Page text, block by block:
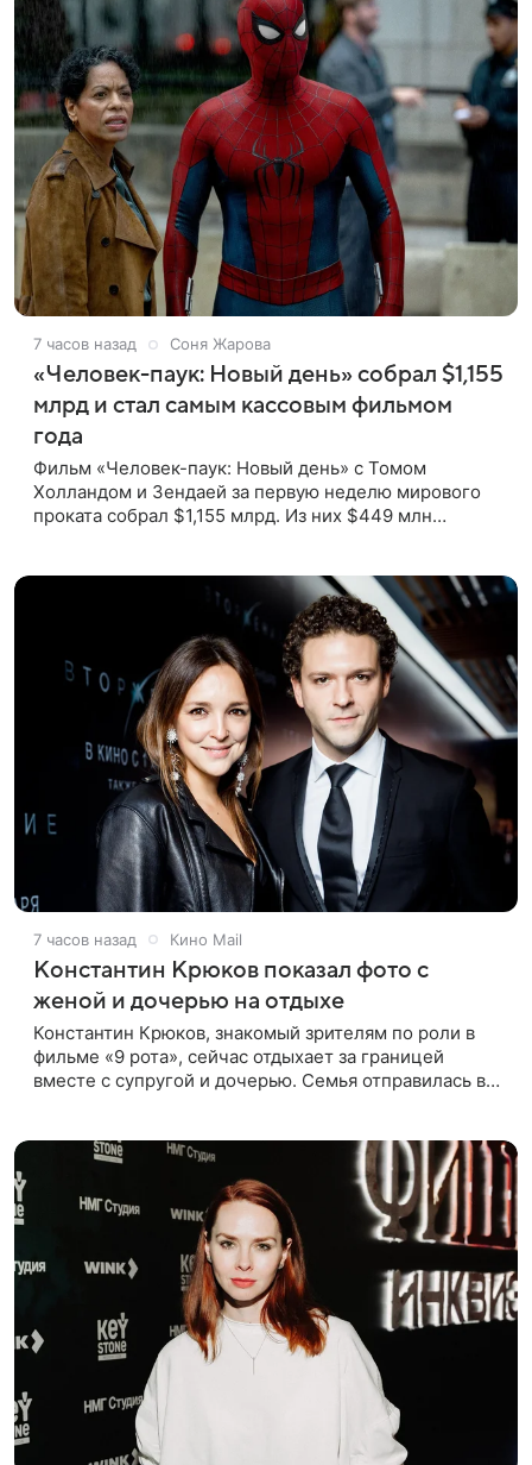
7 часов назад Соня Жарова
«Человек-паук: Новый день» собрал $1,155
млрд и стал самым кассовым фильмом
года
Фильм «Человек-паук: Новый день» с Томом
Холландом и Зендаей за первую неделю мирового
проката собрал $1,155 млрд. Из них $449 млн
7 часов назад Кино Mail
Константин Крюков показал фото с
женой и дочерью на отдыхе
Константин Крюков, знакомый зрителям по роли в
фильме «9 рота», сейчас отдыхает за границей
вместе с супругой и дочерью. Семья отправилась в